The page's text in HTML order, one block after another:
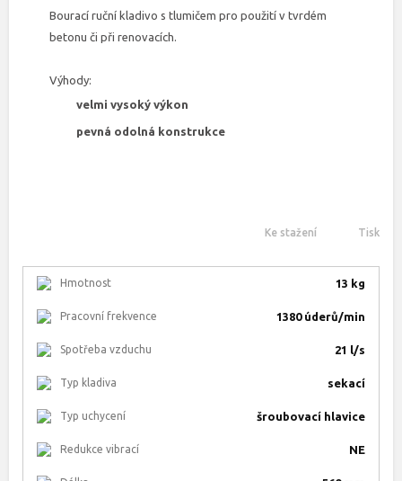
Bourací ruční kladivo s tlumičem pro použití v tvrdém
betonu či při renovacích.
Výhody:
velmi vysoký výkon
pevná odolná konstrukce
Ke stažení Tisk
Hmotnost 13 kg
Pracovní frekvence 1380 úderů/min
Spotřeba vzduchu 21 l/s
Typ kladiva sekací
Typ uchycení šroubovací hlavice
Redukce vibrací NE